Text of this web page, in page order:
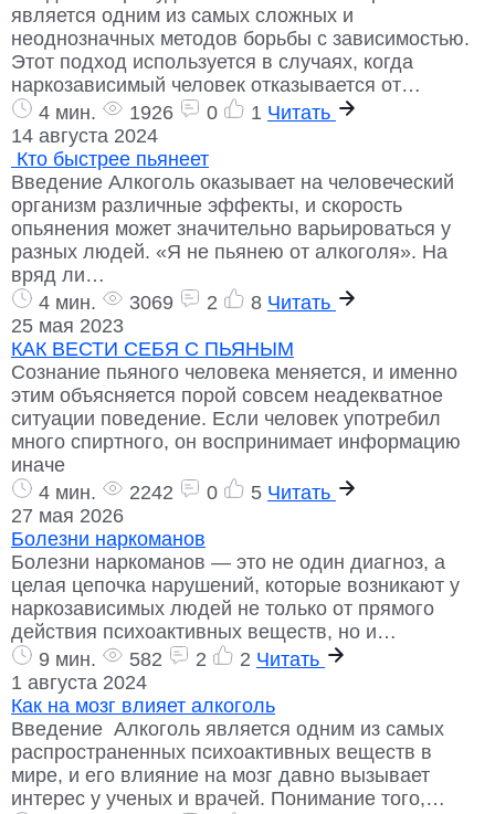
является одним из самых сложных и
неоднозначных методов борьбы с зависимостью.
Этот подход используется в случаях, когда
наркозависимый человек отказывается от…
4 мин.
1926 0 1 Читать
14 августа 2024
Кто быстрее пьянеет
Введение Алкоголь оказывает на человеческий
организм различные эффекты, и скорость
опьянения может значительно варьироваться у
разных людей. «Я не пьянею от алкоголя». На
вряд ли…
4 мин.
3069 2 8 Читать
25 мая 2023
КАК ВЕСТИ СЕБЯ С ПЬЯНЫМ
Сознание пьяного человека меняется, и именно
этим объясняется порой совсем неадекватное
ситуации поведение. Если человек употребил
много спиртного, он воспринимает информацию
иначе
4 мин.
2242 0 5 Читать
27 мая 2026
Болезни наркоманов
Болезни наркоманов — это не один диагноз, а
целая цепочка нарушений, которые возникают у
наркозависимых людей не только от прямого
действия психоактивных веществ, но и…
9 мин.
582 2 2 Читать
1 августа 2024
Как на мозг влияет алкоголь
Введение Алкоголь является одним из самых
распространенных психоактивных веществ в
мире, и его влияние на мозг давно вызывает
интерес у ученых и врачей. Понимание того,…